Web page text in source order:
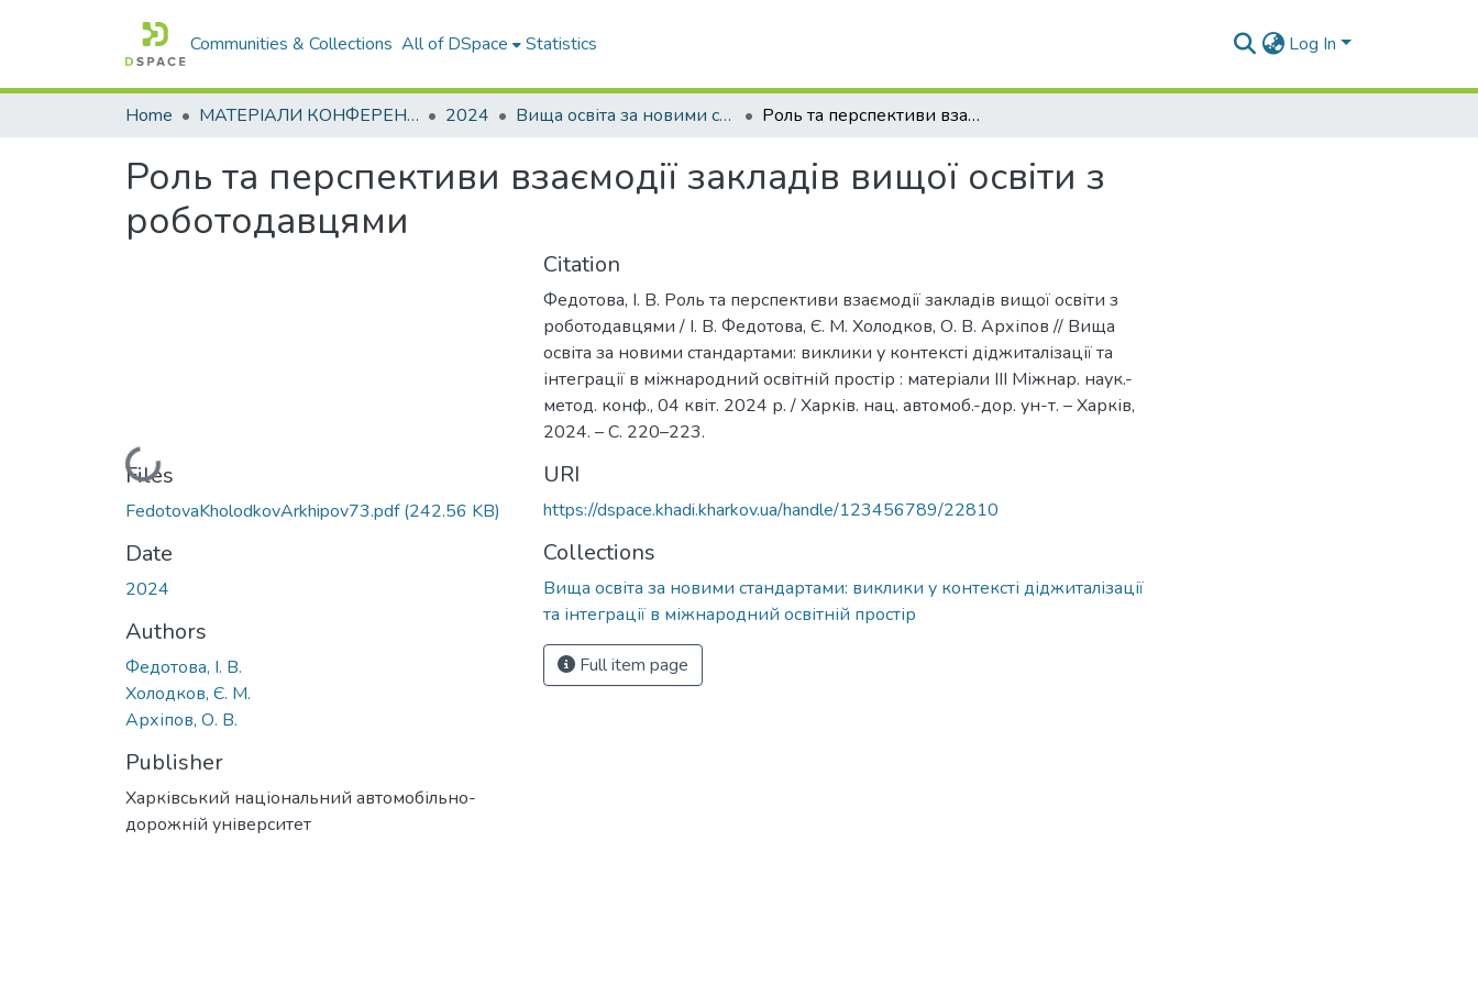
Communities & Collections All of DSpace Statistics Log In
Home МАТЕРІАЛИ КОНФЕРЕНЦІЙ 2024 Вища освіта за новими стандартами: виклики у контексті діджиталізації та інтеграції в міжнародний освітній простір Роль та перспективи взаємодії закладів вищої освіти з роботодавцями
Роль та перспективи взаємодії закладів вищої освіти з
роботодавцями
Loading...
Files
FedotovaKholodkovArkhipov73.pdf(242.56 KB)
Date
2024
Authors
Федотова, І. В.
Холодков, Є. М.
Архіпов, О. В.
Publisher
Харківський національний автомобільно-
дорожній університет
Citation
Федотова, І. В. Роль та перспективи взаємодії закладів вищої освіти з
роботодавцями / І. В. Федотова, Є. М. Холодков, О. В. Архіпов // Вища
освіта за новими стандартами: виклики у контексті діджиталізації та
інтеграції в міжнародний освітній простір : матеріали ІІІ Міжнар. наук.-
метод. конф., 04 квіт. 2024 р. / Харків. нац. автомоб.-дор. ун-т. – Харків,
2024. – С. 220–223.
URI
https://dspace.khadi.kharkov.ua/handle/123456789/22810
Collections
Вища освіта за новими стандартами: виклики у контексті діджиталізації
та інтеграції в міжнародний освітній простір
Full item page